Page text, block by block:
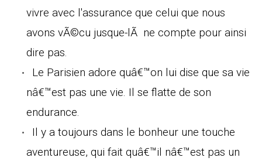
vivre avec l'assurance que celui que nous
avons vÃ©cu jusque-lÃ ne compte pour ainsi
dire pas.
Le Parisien adore quâ€™on lui dise que sa vie
nâ€™est pas une vie. Il se flatte de son
endurance.
Il y a toujours dans le bonheur une touche
aventureuse, qui fait quâ€™il nâ€™est pas un